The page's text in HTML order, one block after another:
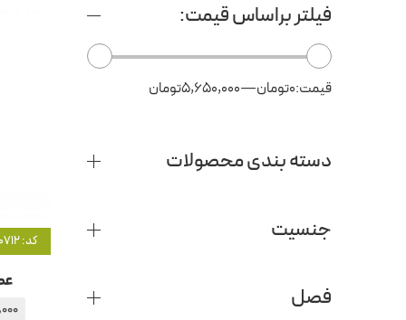
کد: 20712
فیلتر براساس قیمت:
قیمت:0تومان —5,650,000تومان
دسته بندی محصولات
جنسیت
فصل